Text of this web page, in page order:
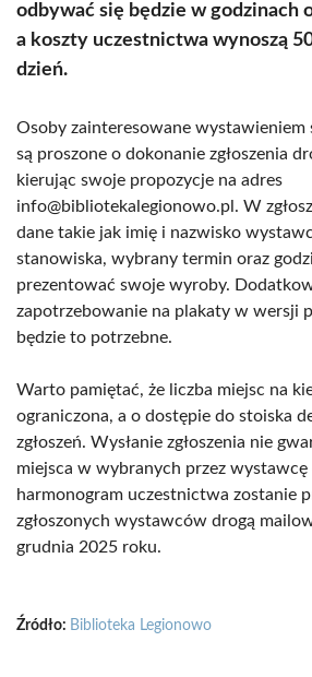
odbywać się będzie w godzinach
a koszty uczestnictwa wynoszą
dzień.
Osoby zainteresowane
są proszone o dokonanie zgłoszenia
kierując swoje propozycje na adres
info@bibliotekalegionowo.pl. W
dane takie jak imię i nazwisko
stanowiska, wybrany termin oraz
prezentować swoje wyroby.
zapotrzebowanie na plakaty w wersji
będzie to potrzebne.
Warto pamiętać, że liczba miejsc na
ograniczona, a o dostępie do stoiska
zgłoszeń. Wysłanie zgłoszenia nie
miejsca w wybranych przez
harmonogram uczestnictwa zostanie
zgłoszonych wystawców drogą
grudnia 2025 roku.
Źródło: Biblioteka Legionowo